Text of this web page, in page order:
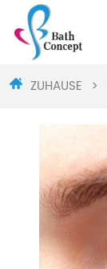
ZUHAUSE >